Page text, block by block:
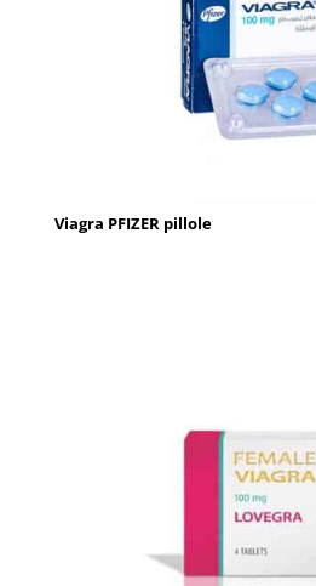
Viagra PFIZER pillole